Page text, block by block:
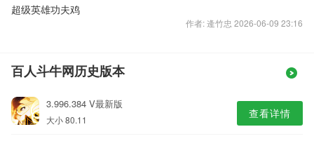
超级英雄功夫鸡
作者: 逄竹忠 2026-06-09 23:16
百人斗牛网历史版本
3.996.384 V最新版
大小 80.11 查看详情